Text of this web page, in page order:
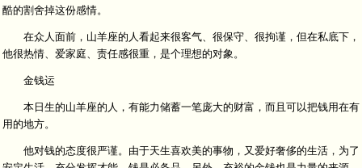
酷的割舍掉这份感情。
在众人面前，山羊座的人看起来很客气、很保守、很拘谨，但在私底下，
他很热情、爱家庭、责任感很重，是个理想的对象。
金钱运
本日生的山羊座的人，有能力储蓄一笔庞大的财富，而且可以把钱用在有
用的地方。
他对钱的态度很严谨。由于天生喜欢美的事物，又爱好奢侈的生活，为了